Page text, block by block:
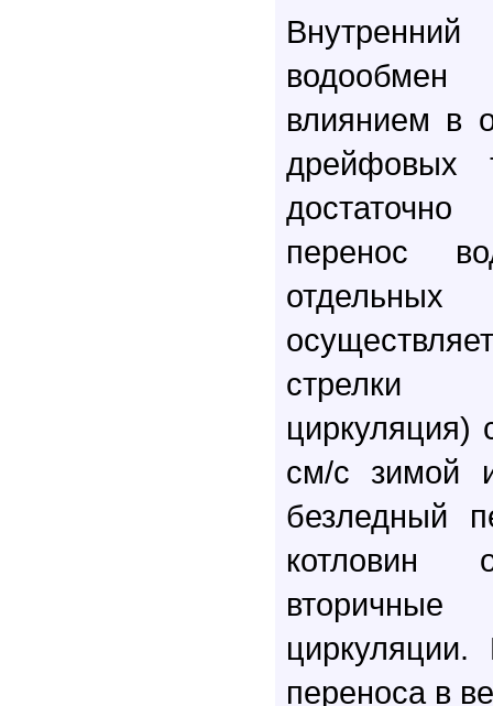
влиянием в
дрейфовых
перенос
стрелки
циркуляция)
см/с зимой
безледный
котловин
переноса в